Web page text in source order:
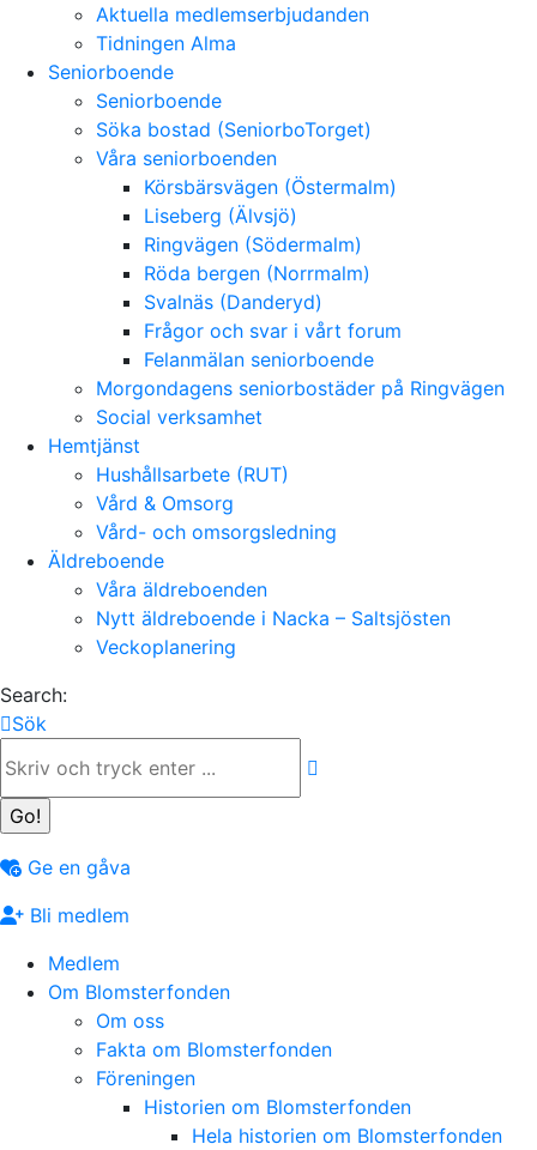
Aktuella medlemserbjudanden
Tidningen Alma
Seniorboende
Seniorboende
Söka bostad (SeniorboTorget)
Våra seniorboenden
Körsbärsvägen (Östermalm)
Liseberg (Älvsjö)
Ringvägen (Södermalm)
Röda bergen (Norrmalm)
Svalnäs (Danderyd)
Frågor och svar i vårt forum
Felanmälan seniorboende
Morgondagens seniorbostäder på Ringvägen
Social verksamhet
Hemtjänst
Hushållsarbete (RUT)
Vård & Omsorg
Vård- och omsorgsledning
Äldreboende
Våra äldreboenden
Nytt äldreboende i Nacka – Saltsjösten
Veckoplanering
Search:
Sök
Ge en gåva
Bli medlem
Medlem
Om Blomsterfonden
Om oss
Fakta om Blomsterfonden
Föreningen
Historien om Blomsterfonden
Hela historien om Blomsterfonden